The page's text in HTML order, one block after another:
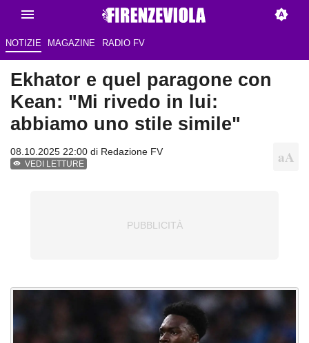
NOTIZIE MAGAZINE RADIO FV
Ekhator e quel paragone con
Kean: "Mi rivedo in lui:
abbiamo uno stile simile"
08.10.2025 22:00 di Redazione FV
VEDI LETTURE